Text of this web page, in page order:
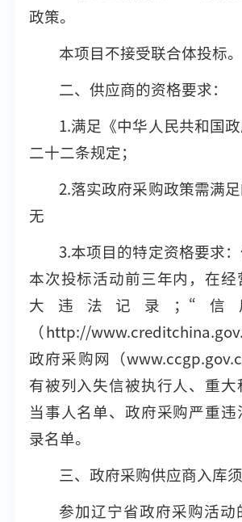
政策。
本项目不接受联合体投标。
二、供应商的资格要求：
1.满足《中华人民共和国
二十二条规定；
2.落实政府采购政策需满足
无
3.本项目的特定资格要求
本次投标活动前三年内，在经
大违法记录；“信
（http://
政府采购网（
有被列入失信被执行人、重大
当事人名单、政府采购严重违
录名单。
三、政府采购供应商入库
参加辽宁省政府采购活动